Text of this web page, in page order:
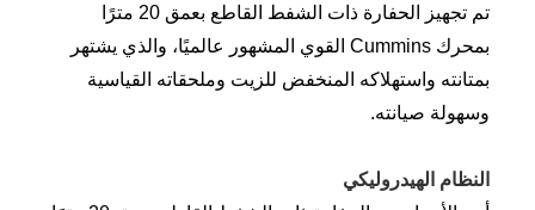
تم تجهيز الحفارة ذات الشفط القاطع بعمق 20 مترًا
بمحرك Cummins القوي المشهور عالميًا، والذي يشتهر
بمتانته واستهلاكه المنخفض للزيت وملحقاته القياسية
وسهولة صيانته.
النظام الهيدروليكي